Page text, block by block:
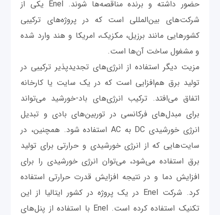
حضور داشته و برنده مناقصه‌ها شوند. Enel یکی از
شرکت‌های بین‌المللی است که در پروژه‌های ترکیبی
کشورهایی مانند برزیل، مکزیک، امریکا و هند وارد شده
و مشغول ساخت آن‌ها است.
مزیت دیگر استفاده از انرژی‌های تجدیدپذیر ترکیبی در
تولید برق هم‌افزایی است که در یک سایت یا کارخانه
اتفاق می‌افتد. ترکیب انرژی‌های باد-خورشید می‌تواند
برای مبدل‌های فرکانسی در توربین‌های بادی و تبدیل
انرژی خورشیدی DC به AC استفاده شود. همچنین، در
سایت‌‌هایی که از انرژی خورشیدی و حرارتی برای تولید
برق استفاده می‌شود، می‌توان انرژی خورشیدی را برای
افزایش دما و در نتیجه افزایش قدرت حرارتی استفاده
کرد. شرکت Enel در یک پروژه در کشور ایتالیا از این
تکنیک استفاده کرده است. Enel با استفاده از پنل‌های